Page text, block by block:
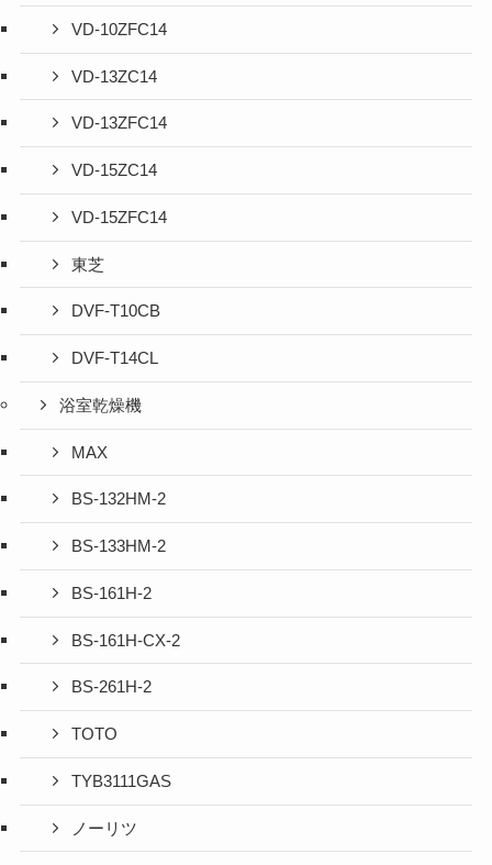
VD-10ZFC14
VD-13ZC14
VD-13ZFC14
VD-15ZC14
VD-15ZFC14
東芝
DVF-T10CB
DVF-T14CL
浴室乾燥機
MAX
BS-132HM-2
BS-133HM-2
BS-161H-2
BS-161H-CX-2
BS-261H-2
TOTO
TYB3111GAS
ノーリツ